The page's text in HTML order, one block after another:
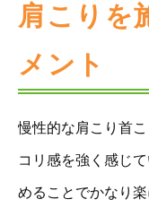
肩こりを
メント
慢性的な肩こり首
コリ感を強く感じ
めることでかなり楽